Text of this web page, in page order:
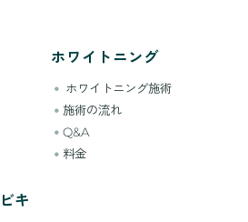
ホワイトニング
ホワイトニング施術
施術の流れ
Q&A
料金
キ